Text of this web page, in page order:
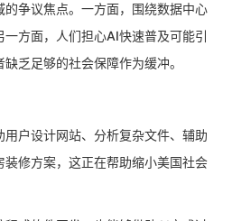
争议焦点。一方面，围绕数据中心
方面，人们担心AI快速普及可能引
乏足够的社会保障作为缓冲。
户设计网站、分析复杂文件、辅助
修方案，这正在帮助缩小美国社会